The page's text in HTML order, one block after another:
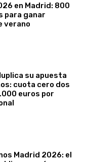
en Madrid: 800
para ganar
verano
su apuesta
cuota cero dos
euros por
Madrid 2026: el